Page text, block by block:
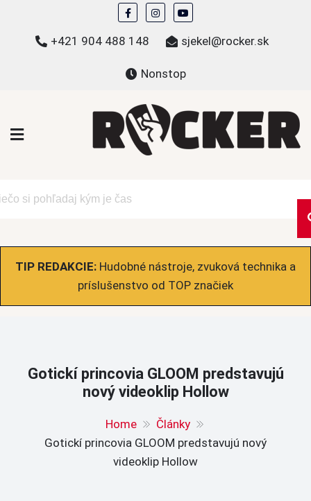
content
+421 904 488 148 sjekel@rocker.sk
Nonstop
TIP REDAKCIE: Hudobné nástroje, zvuková technika a
príslušenstvo od TOP značiek
Gotickí princovia GLOOM predstavujú
nový videoklip Hollow
Home
Články
Gotickí princovia GLOOM predstavujú nový
videoklip Hollow